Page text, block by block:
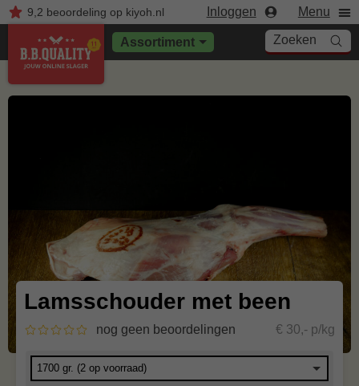
9,2 beoordelingop kiyoh.nl Inloggen Menu
Assortiment Zoeken
Lamsschouder met been
nog geen beoordelingen € 30,- p/kg